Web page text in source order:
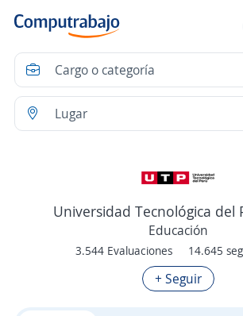
Universidad Tecnológica del
Educación
3.544 Evaluaciones 14.645
+ Seguir